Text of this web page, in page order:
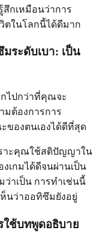
กเหมือนว่าการ
ตในโลกนี้ได้ดีมาก
ระดับเบา: เป็น
ไปกว่าที่คุณจะ
มต้องการการ
ของตนเองได้ดีที่สุด
าะคุณใช้สติปัญญาใน
เกมได้ดีจนผ่านเป็น
าเป็น การทำเช่นนี้
นว่าออทิซึมยังอยู่
ใช้บทพูดอธิบาย